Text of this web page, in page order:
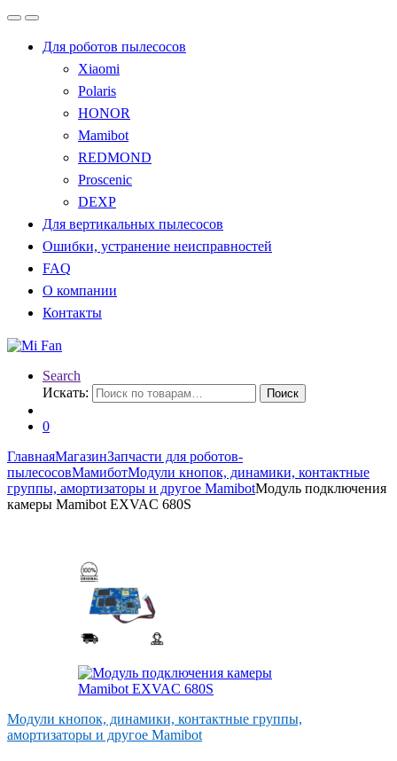
Для роботов пылесосов
Xiaomi
Polaris
HONOR
Mamibot
REDMOND
Proscenic
DEXP
Для вертикальных пылесосов
Ошибки, устранение неисправностей
FAQ
О компании
Контакты
Search
Искать:
Поиск
0
ГлавнаяМагазинЗапчасти для роботов-
пылесосовМамиботМодули кнопок, динамики, контактные
группы, амортизаторы и другое MamibotМодуль подключения
камеры Mamibot EXVAC 680S
Модули кнопок, динамики, контактные группы,
амортизаторы и другое Mamibot